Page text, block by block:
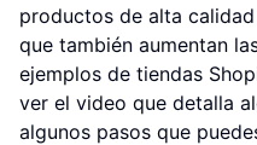
productos de alta
que también aumentan
ejemplos de tiendas
ver el video que detalla
algunos pasos que